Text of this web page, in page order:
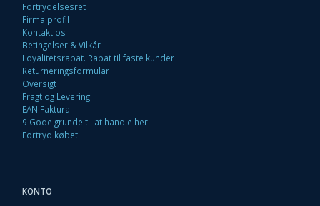
Fortrydelsesret
Firma profil
Kontakt os
Betingelser & Vilkår
Loyalitetsrabat. Rabat til faste kunder
Returneringsformular
Oversigt
Fragt og Levering
EAN Faktura
9 Gode grunde til at handle her
Fortryd købet
KONTO